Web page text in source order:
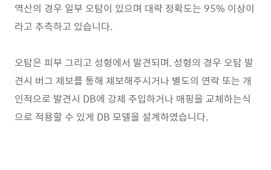
역산의 경우 일부 오탐이 있으며 대략 정확도는 95% 이상이
라고 추측하고 있습니다.
오탐은 피부 그리고 성형에서 발견되며, 성형의 경우 오탐 발
견시 버그 제보를 통해 제보해주시거나 별도의 연락 또는 개
인적으로 발견시 DB에 강제 주입하거나 매핑을 교체하는식
으로 적용할 수 있게 DB 모델을 설계하였습니다.